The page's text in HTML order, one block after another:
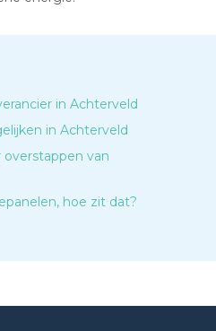
in Achterveld
in Achterveld
van
hoe zit dat?